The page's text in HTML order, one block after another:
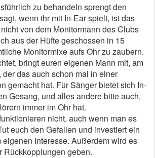
zu behandeln sprengt den
wenn ihr mit In-Ear spielt, ist das
von dem Monitormann des Clubs
aus der Hüfte geschossen in 15
Monitormixe aufs Ohr zu zaubern.
bringt euren eigenen Mann mit, am
das auch schon mal in einer
gemacht hat. Für Sänger bietet sich In-
Gesang, und alles andere bitte auch,
immer im Ohr hat.
nicht, auch wenn man es
euch den Gefallen und investiert ein
Interesse. Außerdem wird es
Rückkopplungen geben.